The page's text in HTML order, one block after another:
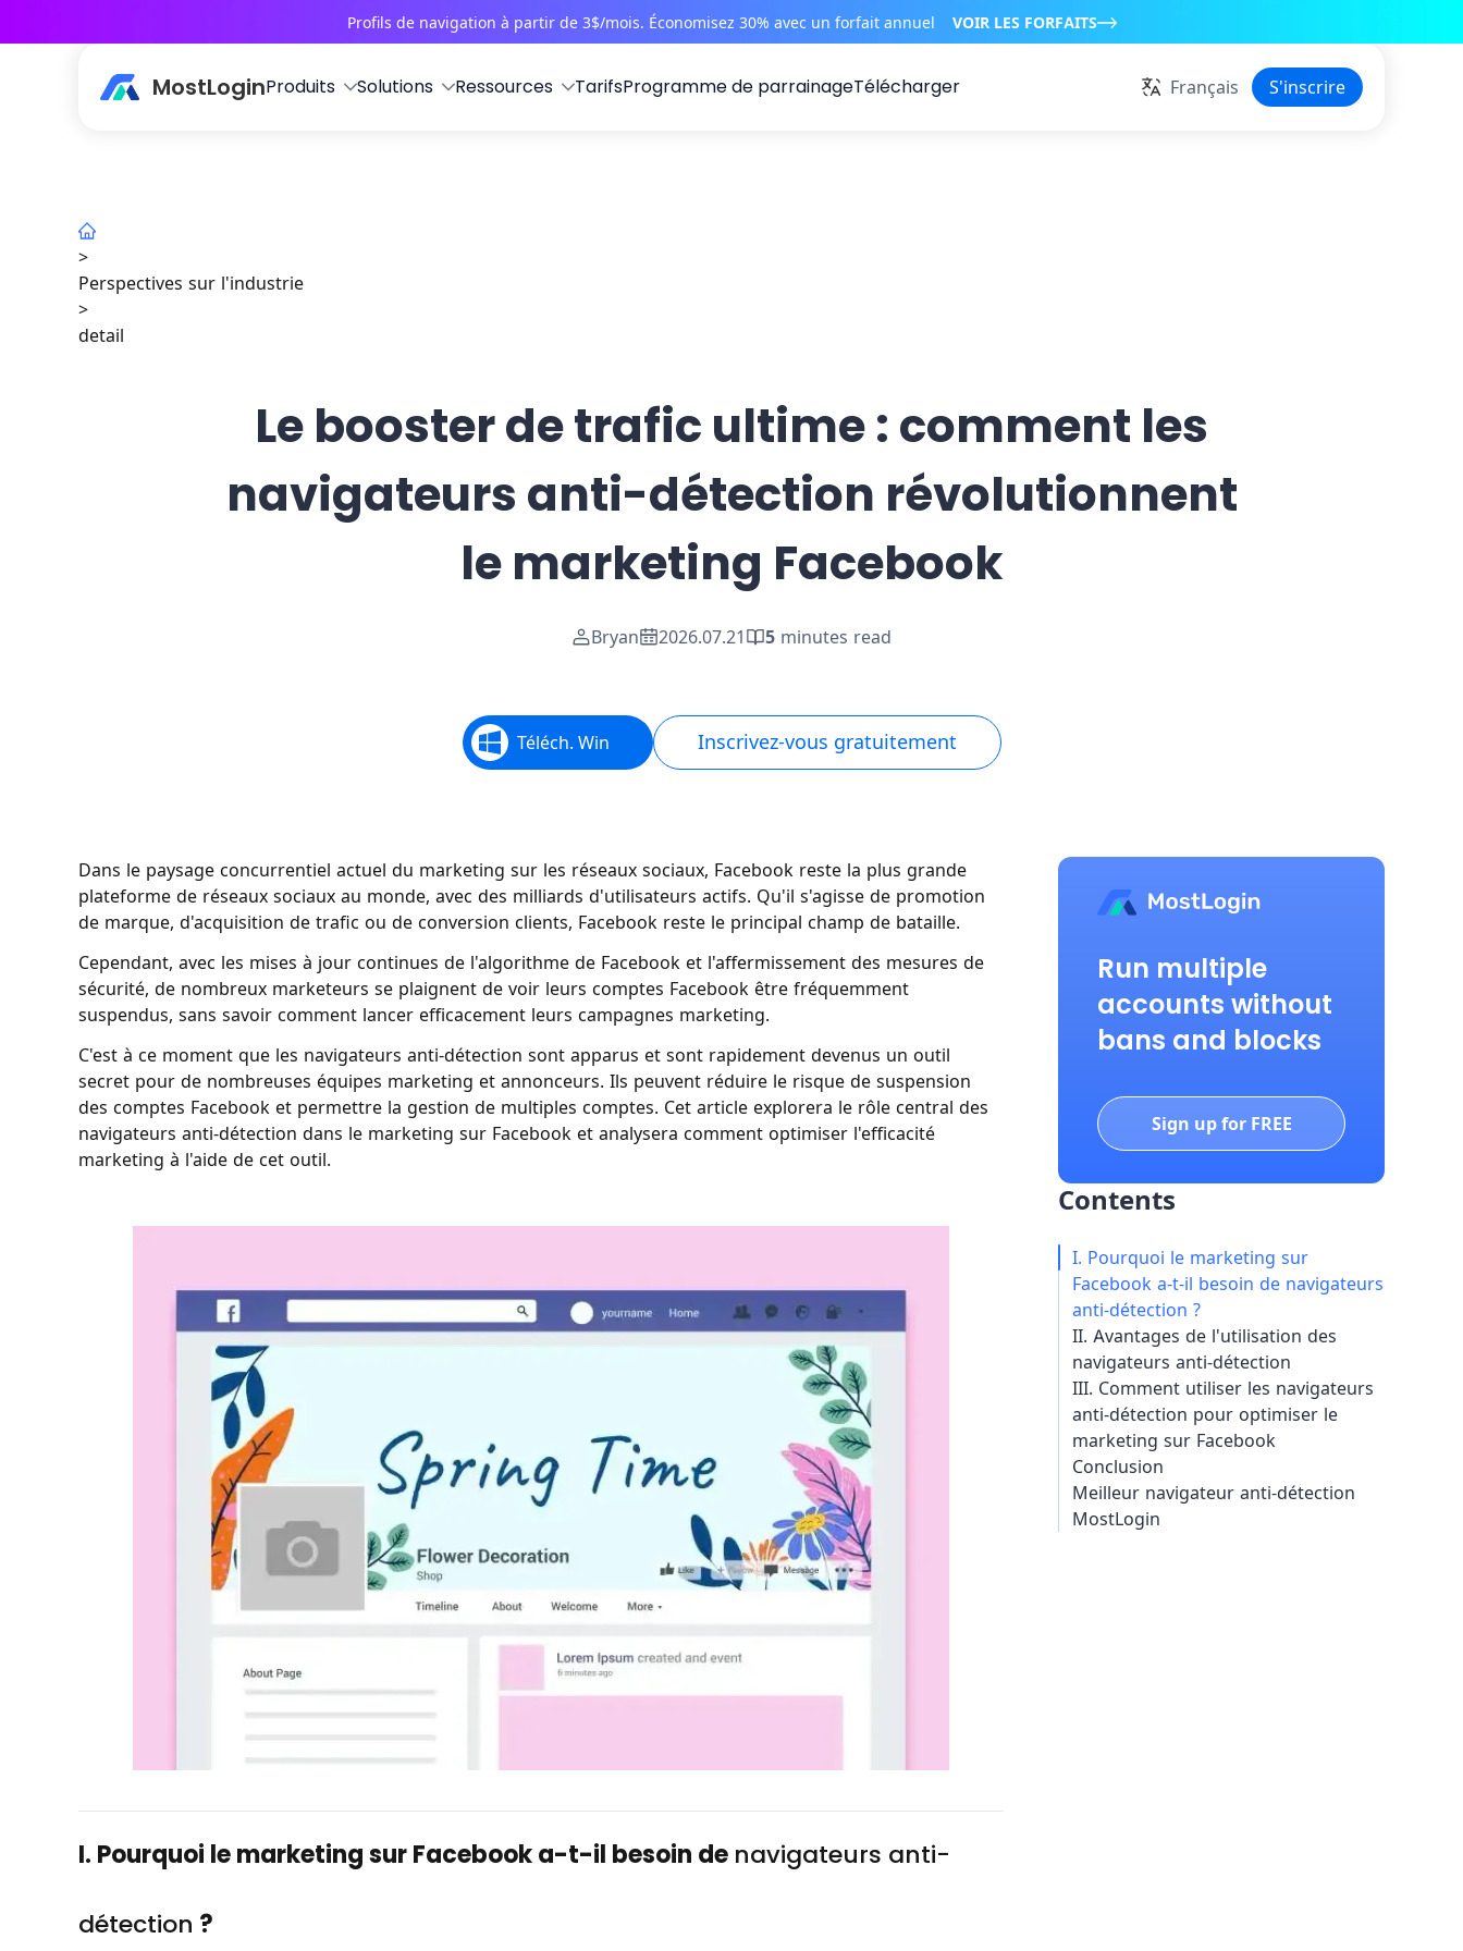
Profils de navigation à partir de 3$/mois. Économisez 30% avec un forfait annuel VOIR LES FORFAITS
MostLoginProduits Solutions Ressources TarifsProgramme de parrainageTélécharger Français S'inscrire
>
Perspectives sur l'industrie
>
detail
Le booster de trafic ultime : comment les
navigateurs anti-détection révolutionnent
le marketing Facebook
Bryan 2026.07.21 5 minutes read
Téléch. Win Inscrivez-vous gratuitement
Dans le paysage concurrentiel actuel du marketing sur les réseaux sociaux, Facebook reste la plus grande
plateforme de réseaux sociaux au monde, avec des milliards d'utilisateurs actifs. Qu'il s'agisse de promotion
de marque, d'acquisition de trafic ou de conversion clients, Facebook reste le principal champ de bataille.
Cependant, avec les mises à jour continues de l'algorithme de Facebook et l'affermissement des mesures de
sécurité, de nombreux marketeurs se plaignent de voir leurs comptes Facebook être fréquemment
suspendus, sans savoir comment lancer efficacement leurs campagnes marketing.
C'est à ce moment que les navigateurs anti-détection sont apparus et sont rapidement devenus un outil
secret pour de nombreuses équipes marketing et annonceurs. Ils peuvent réduire le risque de suspension
des comptes Facebook et permettre la gestion de multiples comptes. Cet article explorera le rôle central des
navigateurs anti-détection dans le marketing sur Facebook et analysera comment optimiser l'efficacité
marketing à l'aide de cet outil.
I. Pourquoi le marketing sur Facebook a-t-il besoin de navigateurs anti-
détection ?
Run multiple
accounts without
bans and blocks
Sign up for FREE
Contents
I. Pourquoi le marketing sur
Facebook a-t-il besoin de navigateurs
anti-détection ?
II. Avantages de l'utilisation des
navigateurs anti-détection
III. Comment utiliser les navigateurs
anti-détection pour optimiser le
marketing sur Facebook
Conclusion
Meilleur navigateur anti-détection
MostLogin